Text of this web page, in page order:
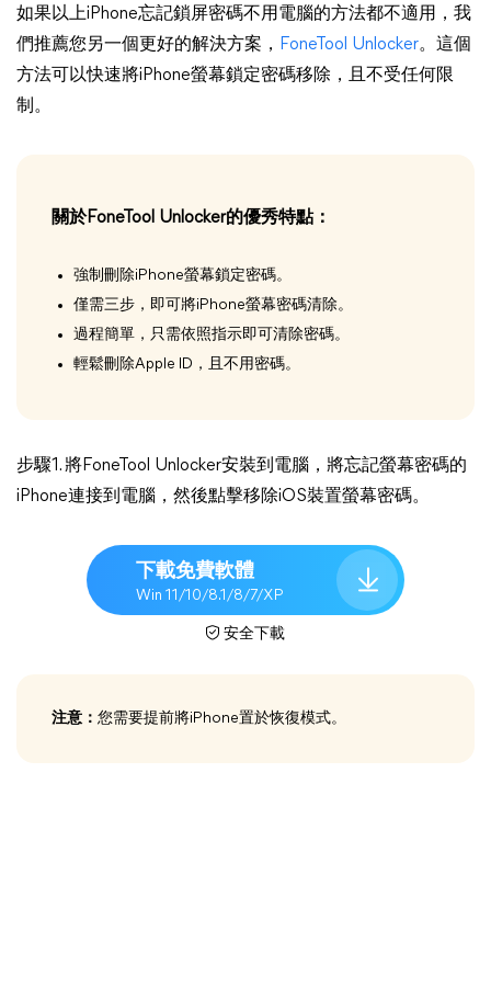
如果以上iPhone忘記鎖屏密碼不用電腦的方法都不適用，我
們推薦您另一個更好的解決方案，
FoneTool Unlocker。這個
方法可以快速將iPhone螢幕鎖定密碼移除，且不受任何限
制。
關於FoneTool Unlocker的優秀特點：
強制刪除iPhone螢幕鎖定密碼。
僅需三步，即可將iPhone螢幕密碼清除。
過程簡單，只需依照指示即可清除密碼。
輕鬆刪除Apple ID，且不用密碼。
步驟1. 將FoneTool Unlocker安裝到電腦，將忘記螢幕密碼的
iPhone連接到電腦，然後點擊移除iOS裝置螢幕密碼。
下載免費軟體
Win 11/10/8.1/8/7/XP
安全下載
注意： 您需要提前將iPhone置於恢復模式。